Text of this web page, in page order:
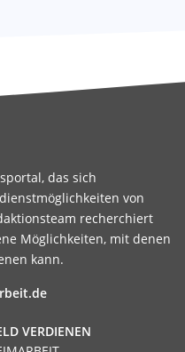
das sich
von
recherchiert
Möglichkeiten, mit denen
kann.
VERDIENEN